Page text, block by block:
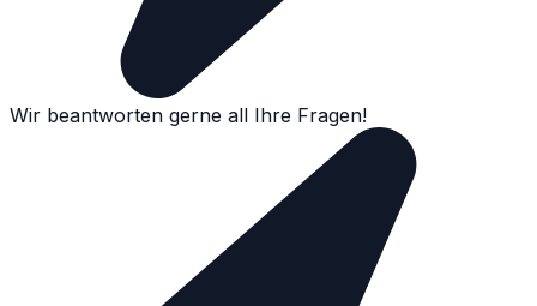
Wir beantworten gerne all Ihre Fragen!